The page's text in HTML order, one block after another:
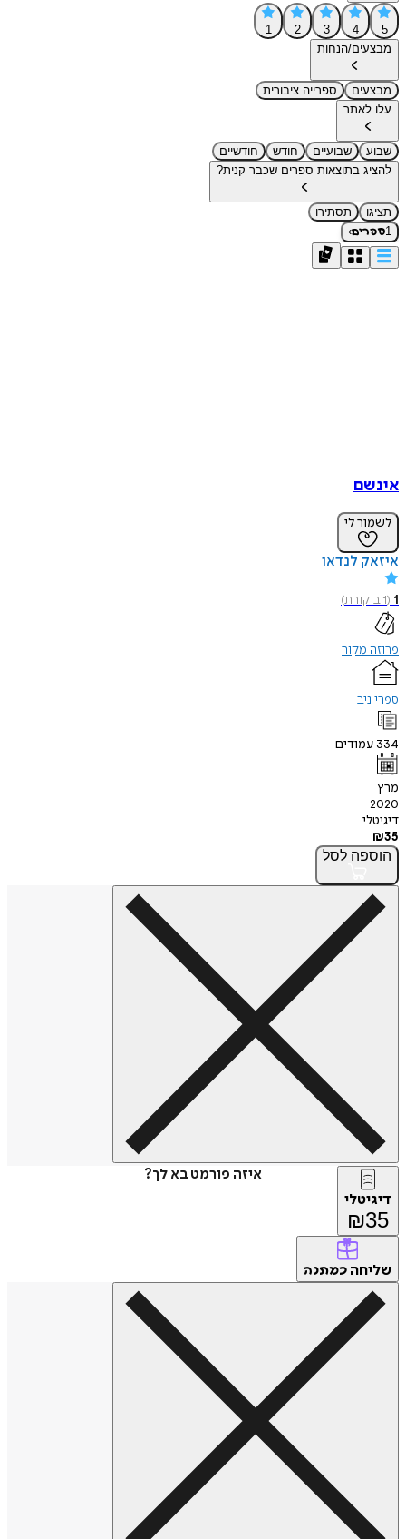
5
4
3
2
1
מבצעים/הנחות
מבצעים
ספרייה ציבורית
עלו לאתר
שבוע שבועיים חודש
חודשיים
להציג בתוצאות ספרים שכבר קנית?
תציגו
תסתירו
1ספרים›
אינשם
לשמור לי
איזאק לנדאו
1
(
1ביקורת)
פרוזה מקור
ספרי ניב
334 עמודים
מרץ
2020
דיגיטלי
₪35
הוספה לסל
איזה פורמט בא לך?
דיגיטלי
₪35
שליחה כמתנה